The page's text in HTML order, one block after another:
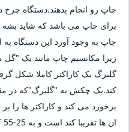
چاپ رو انجام بدهند.دستگاه
برای چاپ می باشد که شاید
چاپ به وجود آورد این دستگاه
زیرا مکانسیم چاپ مانند یک "گل
گلبرگ یک کاراکتر کاملا شکل
کند.یک چکش به "گلبرگ"که در
برخورد می کند و کاراکتر ها
ان ها تقریبا کند است و به 25-55 کاراکتر در ثانیه می رسد.